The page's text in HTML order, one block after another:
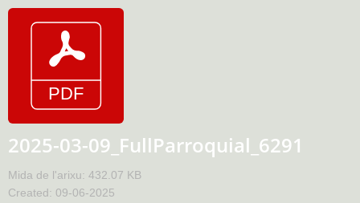
2025-03-09_FullParroquial_6291
Mida de l'arixu: 432.07 KB
Created: 09-06-2025